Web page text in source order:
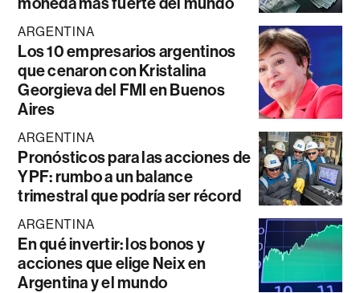
ARGENTINA
Los 10 empresarios argentinos
que cenaron con Kristalina
Georgieva del FMI en Buenos
Aires
ARGENTINA
Pronósticos para las acciones de
YPF: rumbo a un balance
trimestral que podría ser récord
ARGENTINA
En qué invertir: los bonos y
acciones que elige Neix en
Argentina y el mundo